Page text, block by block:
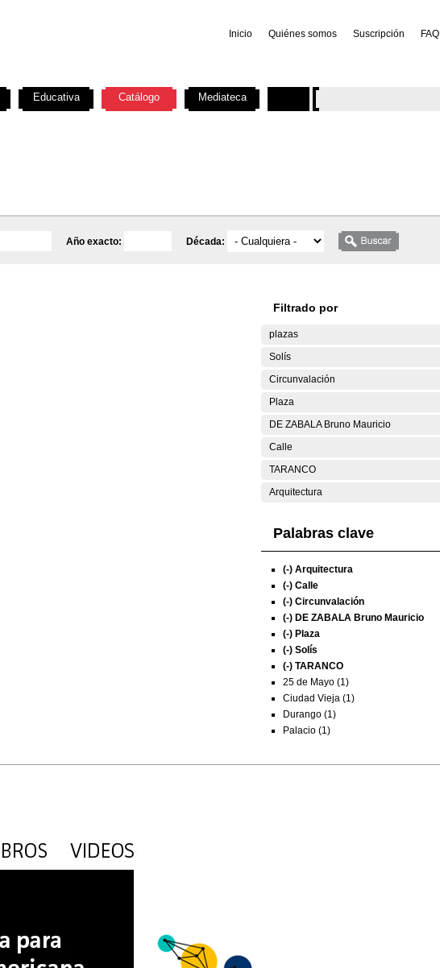
Inicio Quiénes somos Suscripción FAQ
Año exacto: Década:
Filtrado por
plazas
Solís
Circunvalación
Plaza
DE ZABALA Bruno Mauricio
Calle
TARANCO
Arquitectura
Palabras clave
(-) Arquitectura
(-) Calle
(-) Circunvalación
(-) DE ZABALA Bruno Mauricio
(-) Plaza
(-) Solís
(-) TARANCO
25 de Mayo (1)
Ciudad Vieja (1)
Durango (1)
Palacio (1)
Educativa Catálogo Mediateca